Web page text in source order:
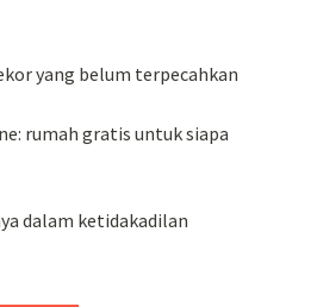
yang belum terpecahkan
rumah gratis untuk siapa
dalam ketidakadilan